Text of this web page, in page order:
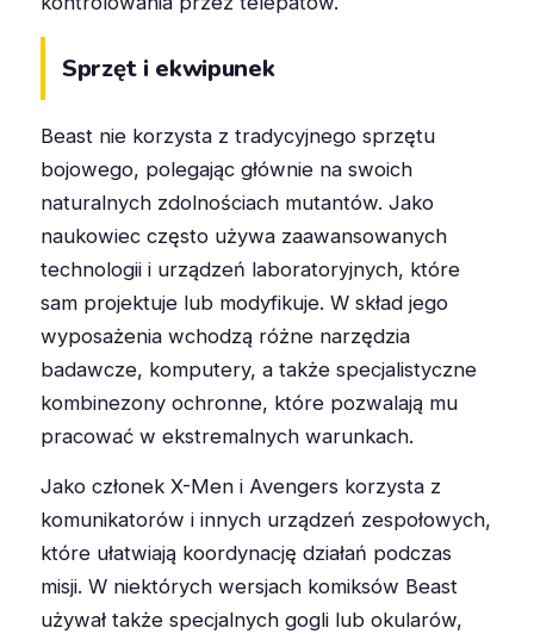
Sprzęt i ekwipunek
Beast nie korzysta z tradycyjnego sprzętu
bojowego, polegając głównie na swoich
naturalnych zdolnościach mutantów. Jako
naukowiec często używa zaawansowanych
technologii i urządzeń laboratoryjnych, które
sam projektuje lub modyfikuje. W skład jego
wyposażenia wchodzą różne narzędzia
badawcze, komputery, a także specjalistyczne
kombinezony ochronne, które pozwalają mu
pracować w ekstremalnych warunkach.
Jako członek X-Men i Avengers korzysta z
komunikatorów i innych urządzeń zespołowych,
które ułatwiają koordynację działań podczas
misji. W niektórych wersjach komiksów Beast
używał także specjalnych gogli lub okularów,